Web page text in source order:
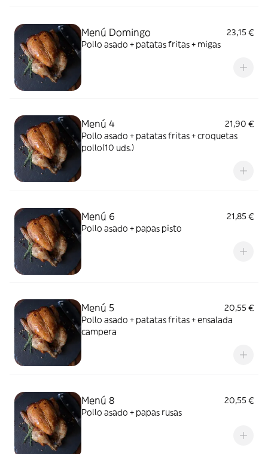
Menú Domingo
23,15 €
Pollo asado + patatas fritas + migas
Menú 4
21,90 €
Pollo asado + patatas fritas + croquetas
pollo(10 uds.)
Menú 6
21,85 €
Pollo asado + papas pisto
Menú 5
20,55 €
Pollo asado + patatas fritas + ensalada
campera
Menú 8
20,55 €
Pollo asado + papas rusas